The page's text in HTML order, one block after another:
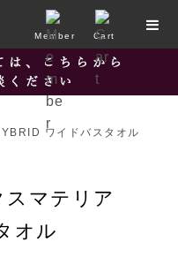
Member Cart
ワイドバスタオル
スマテリア
オル